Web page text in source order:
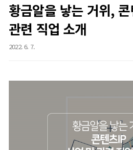
황금알을 낳는 거위,
관련 직업 소개
2022. 6. 7.